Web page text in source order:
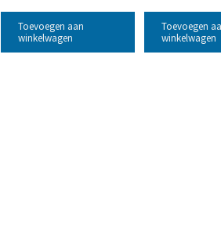
Toevoegen aan
winkelwagen
Toevoegen
winkelwagen